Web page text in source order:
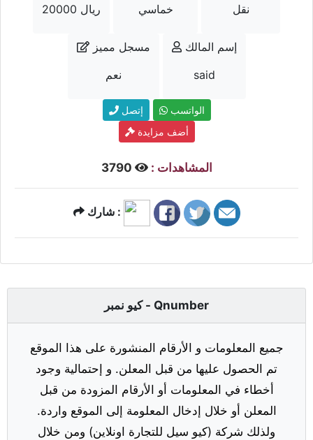
20000 ريال
خماسي
نقل
مسجل مميز
نعم
إسم المالك
said
إتصل
الواتسب
أضف مزايدة
المشاهدات :
شارك :
كيو نمبر - Qnumber
جميع المعلومات و الأرقام المنشورة على هذا الموقع
تم الحصول عليها من قبل المعلن. و إحتمالية وجود
أخطاء في المعلومات أو الأرقام المزودة من قبل
المعلن أو خلال إدخال المعلومة إلى الموقع واردة.
ولذلك شركة (كيو سيل للتجارة اونلاين) ومن خلال